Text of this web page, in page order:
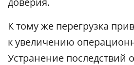
К тому же перегрузка
к увеличению
Устранение последствий